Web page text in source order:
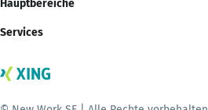
Hauptbereiche
Services